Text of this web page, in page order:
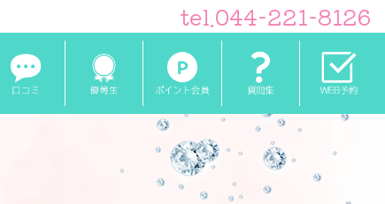
tel. 044-221-8126